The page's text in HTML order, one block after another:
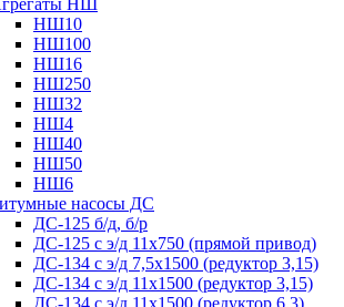
НШ
НШ10
НШ100
НШ16
НШ250
НШ32
НШ4
НШ40
НШ50
НШ6
насосы ДС
ДС-125 б/д, б/р
ДС-125 с э/д 11х750 (прямой привод)
ДС-134 с э/д 7,5х1500 (редуктор 3,15)
ДС-134 с э/д 11х1500 (редуктор 3,15)
ДС-134 с э/д 11х1500 (редуктор 6,3)